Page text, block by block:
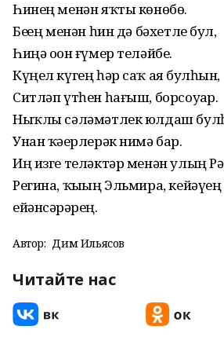
Һинең менән яҡты көнөбөҙ.
Беҙҙең менән һин дә бәхетле бул,
Һиңә оҙон ғүмер теләйбеҙ.
Күңел күгең һәр саҡ аяҙ булһын,
Ситләп үтһен һағыш, борсоуҙар.
Ныҡлы сәләмәтлек юлдаш
Унан ҡәҙерлерәк нимә бар.
Иң изге теләктәр менән улың
Регина, ҡыҙың Эльмира, кейәүең
ейәнсәрҙәрең.
Автор: Дим Ильясов
Читайте нас